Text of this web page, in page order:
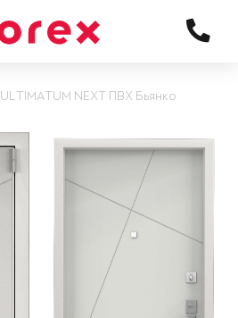
ULTIMATUM NEXT ПВХ Бьянко